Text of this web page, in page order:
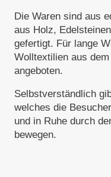
Die Waren sind aus
aus Holz,
gefertigt. Für lange
Wolltextilien aus
angeboten.
Selbstverständlich
welches die
und in Ruhe durch
bewegen.